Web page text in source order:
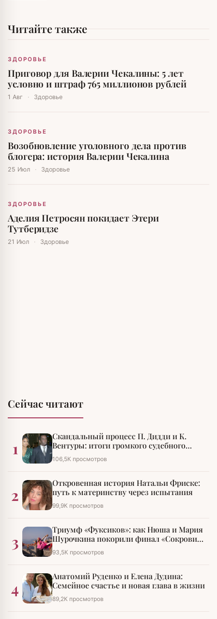
Читайте также
ЗДОРОВЬЕ
Приговор для Валерии Чекалины: 5 лет
условно и штраф 765 миллионов рублей
1 Авг · Здоровье
ЗДОРОВЬЕ
Возобновление уголовного дела против
блогера: история Валерии Чекалина
25 Июл · Здоровье
ЗДОРОВЬЕ
Аделия Петросян покидает Этери
Тутберидзе
21 Июл · Здоровье
Сейчас читают
1
Скандальный процесс П. Дидди и К.
Вентуры: итоги громкого судебного
разбирательства
106,5К просмотров
2
Откровенная история Натальи Фриске:
путь к материнству через испытания
99,9К просмотров
3
Триумф «Фуксиков»: как Нюша и Мария
Шурочкина покорили финал «Сокровищ
императора»
93,5К просмотров
4
Анатомий Руденко и Елена Дудина:
Семейное счастье и новая глава в жизни
89,2К просмотров